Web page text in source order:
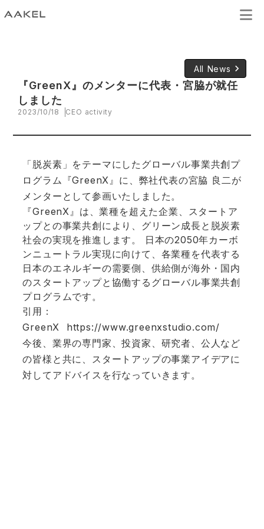
All News keyboard_arrow_right
『GreenX』のメンターに代表・宮脇が就任
しました
2023/10/18 CEO activity
「脱炭素」をテーマにしたグローバル事業共創プ
ログラム『GreenX』に、弊社代表の宮脇 良二が
メンターとして参画いたしました。
『GreenX』は、業種を超えた企業、スタートア
ップとの事業共創により、グリーン成長と脱炭素
社会の実現を推進します。 日本の2050年カーボ
ンニュートラル実現に向けて、各業種を代表する
日本のエネルギーの需要側、供給側が海外・国内
のスタートアップと協働するグローバル事業共創
プログラムです。
引用：
GreenX
https://www.greenxstudio.com/
今後、業界の専門家、投資家、研究者、公人など
の皆様と共に、スタートアップの事業アイデアに
対してアドバイスを行なっていきます。